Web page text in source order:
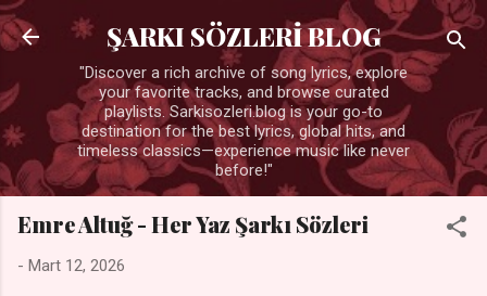
Ana içeriğe atla
ŞARKI SÖZLERİ BLOG
"Discover a rich archive of song lyrics, explore
your favorite tracks, and browse curated
playlists. Sarkisozleri.blog is your go-to
destination for the best lyrics, global hits, and
timeless classics—experience music like never
before!"
Emre Altuğ - Her Yaz Şarkı Sözleri
- Mart 12, 2026